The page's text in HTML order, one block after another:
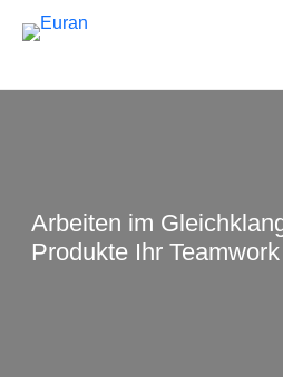
Arbeiten im
Produkte Ihr